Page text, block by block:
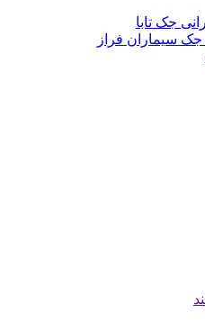
جک تابا
جک سیماران فراز